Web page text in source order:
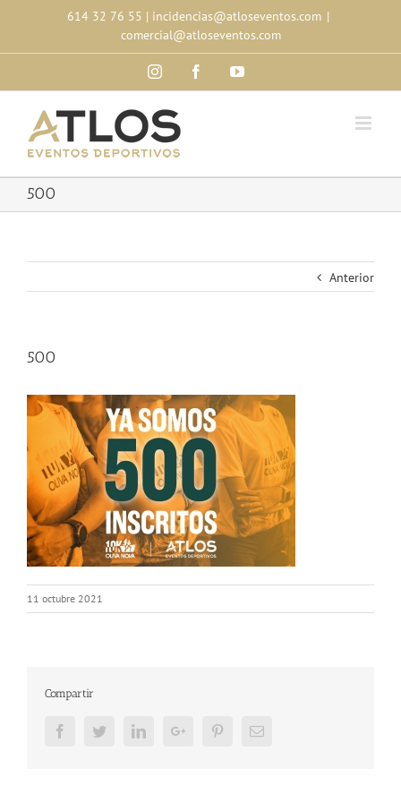
content
614 32 76 55 | incidencias@atloseventos.com |
comercial@atloseventos.com
InstagramFacebookYouTube
500
Anterior
500
11 octubre 2021
Compartir
FacebookTwitterLinkedInGoogle+ PinterestEmail